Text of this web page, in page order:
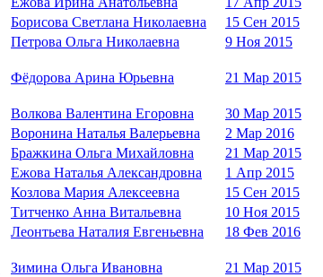
Борисова Светлана Николаевна
15 Сен 2015
Петрова Ольга Николаевна 9 Ноя 2015
Фёдорова Арина Юрьевна 21 Мар 2015
Волкова Валентина Егоровна
30 Мар 2015
Воронина Наталья Валерьевна
2 Мар 2016
Бражкина Ольга Михайловна
21 Мар 2015
Ежова Наталья Александровна
1 Апр 2015
Козлова Мария Алексеевна
15 Сен 2015
Титченко Анна Витальевна
10 Ноя 2015
Леонтьева Наталия Евгеньевна 18 Фев 2016
Зимина Ольга Ивановна 21 Мар 2015